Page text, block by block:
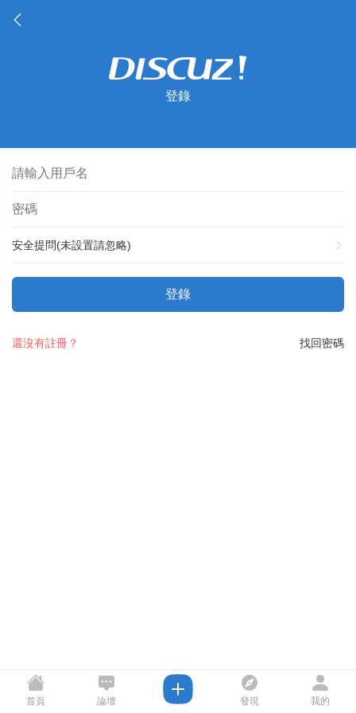
登錄
安全提問(未設置請忽略)
登錄
找回密碼
還沒有註冊？
首頁 論壇 發現 我的